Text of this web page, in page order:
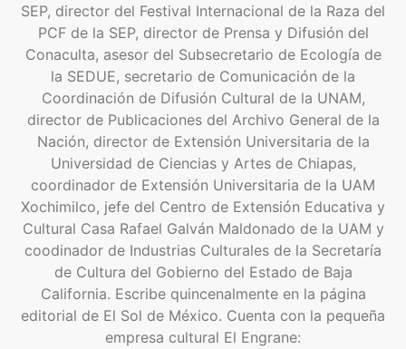
SEP, director del Festival Internacional de la Raza del
PCF de la SEP, director de Prensa y Difusión del
Conaculta, asesor del Subsecretario de Ecología de
la SEDUE, secretario de Comunicación de la
Coordinación de Difusión Cultural de la UNAM,
director de Publicaciones del Archivo General de la
Nación, director de Extensión Universitaria de la
Universidad de Ciencias y Artes de Chiapas,
coordinador de Extensión Universitaria de la UAM
Xochimilco, jefe del Centro de Extensión Educativa y
Cultural Casa Rafael Galván Maldonado de la UAM y
coodinador de Industrias Culturales de la Secretaría
de Cultura del Gobierno del Estado de Baja
California. Escribe quincenalmente en la página
editorial de El Sol de México. Cuenta con la pequeña
empresa cultural El Engrane: